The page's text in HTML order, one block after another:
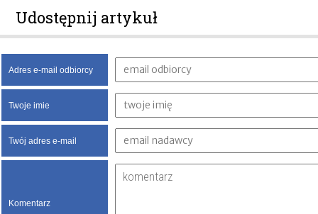
Udostępnij artykuł
Adres e-mail odbiorcy
Twoje imie
Twój adres e-mail
Komentarz